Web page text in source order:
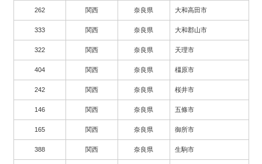
262 関西 奈良県 大和高田市
333 関西 奈良県 大和郡山市
322 関西 奈良県 天理市
404 関西 奈良県 橿原市
242 関西 奈良県 桜井市
146 関西 奈良県 五條市
165 関西 奈良県 御所市
388 関西 奈良県 生駒市